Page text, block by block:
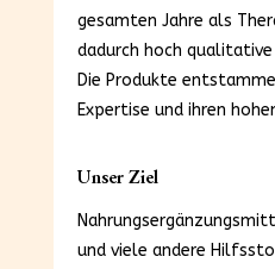
gesamten Jahre als
dadurch hoch
Die Produkte
Expertise und ihren
Unser Ziel
und viele andere